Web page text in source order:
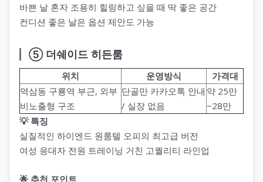
바쁜 날 혼자 조용히 힐링하고 싶을 때 딱 좋은 공간
컨디션 좋은 날은 옵션 제안도 가능
⑤ 더쉐이드 히든룸
위치 운영방식
가격대
역삼동 구룡역 부근, 외부
비노출형 구조
단골만 카카오톡 안내
/ 실장 없음
약 25만
~28만
💡 특징
실질적인 하이엔드 원룸텔 오피의 최고급 버전
여성 응대자 전원 트레이닝 거친 고퀄리티 라인업
🌟 추천 포인트